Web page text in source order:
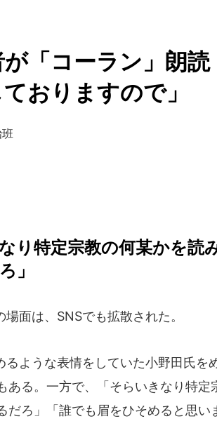
が「コーラン」朗
おりますので」
なり特定宗教の何某かを
」
面は、SNSでも拡散された。
ような表情をしていた小野田氏を
ある。一方で、「そらいきなり特定
だろ」「誰でも眉をひそめると思い